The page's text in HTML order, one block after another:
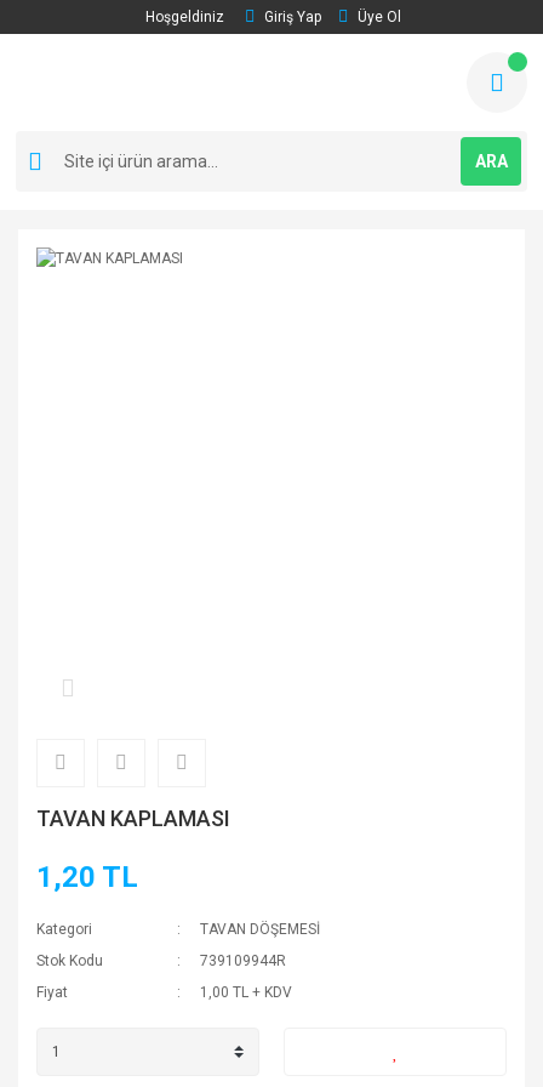
Hoşgeldiniz Giriş Yap Üye Ol
ARA
TAVAN KAPLAMASI
1,20 TL
Kategori
TAVAN DÖŞEMESİ
Stok Kodu
739109944R
Fiyat
1,00 TL + KDV